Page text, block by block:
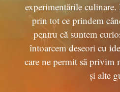
experimentările
prin tot ce prindem
pentru că suntem
întoarcem deseori cu
care ne permit să privim
și alte